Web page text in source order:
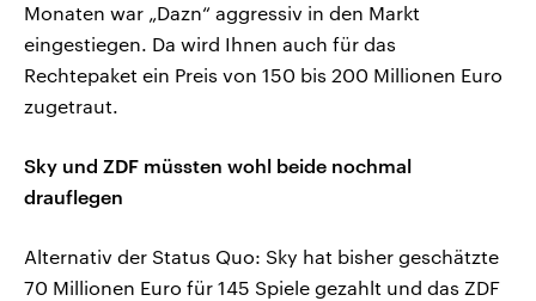
Monaten war „Dazn“ aggressiv in den Markt
eingestiegen. Da wird Ihnen auch für das
Rechtepaket ein Preis von 150 bis 200 Millionen Euro
zugetraut.
Sky und ZDF müssten wohl beide nochmal
drauflegen
Alternativ der Status Quo: Sky hat bisher geschätzte
70 Millionen Euro für 145 Spiele gezahlt und das ZDF